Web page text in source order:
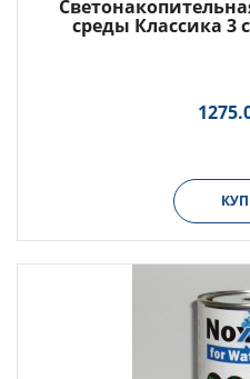
среды Классика 3